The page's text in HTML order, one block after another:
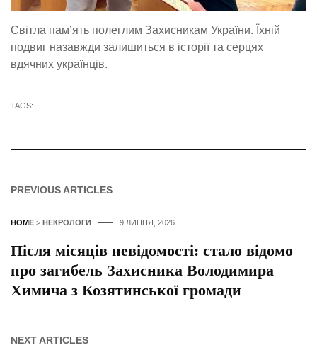
Світла пам’ять полеглим Захисникам України. Їхній
подвиг назавжди залишиться в історії та серцях
вдячних українців.
TAGS:
PREVIOUS ARTICLES
HOME > НЕКРОЛОГИ 9 ЛИПНЯ, 2026
Після місяців невідомості: стало відомо
про загибель Захисника Володимира
Химича з Козятинської громади
NEXT ARTICLES